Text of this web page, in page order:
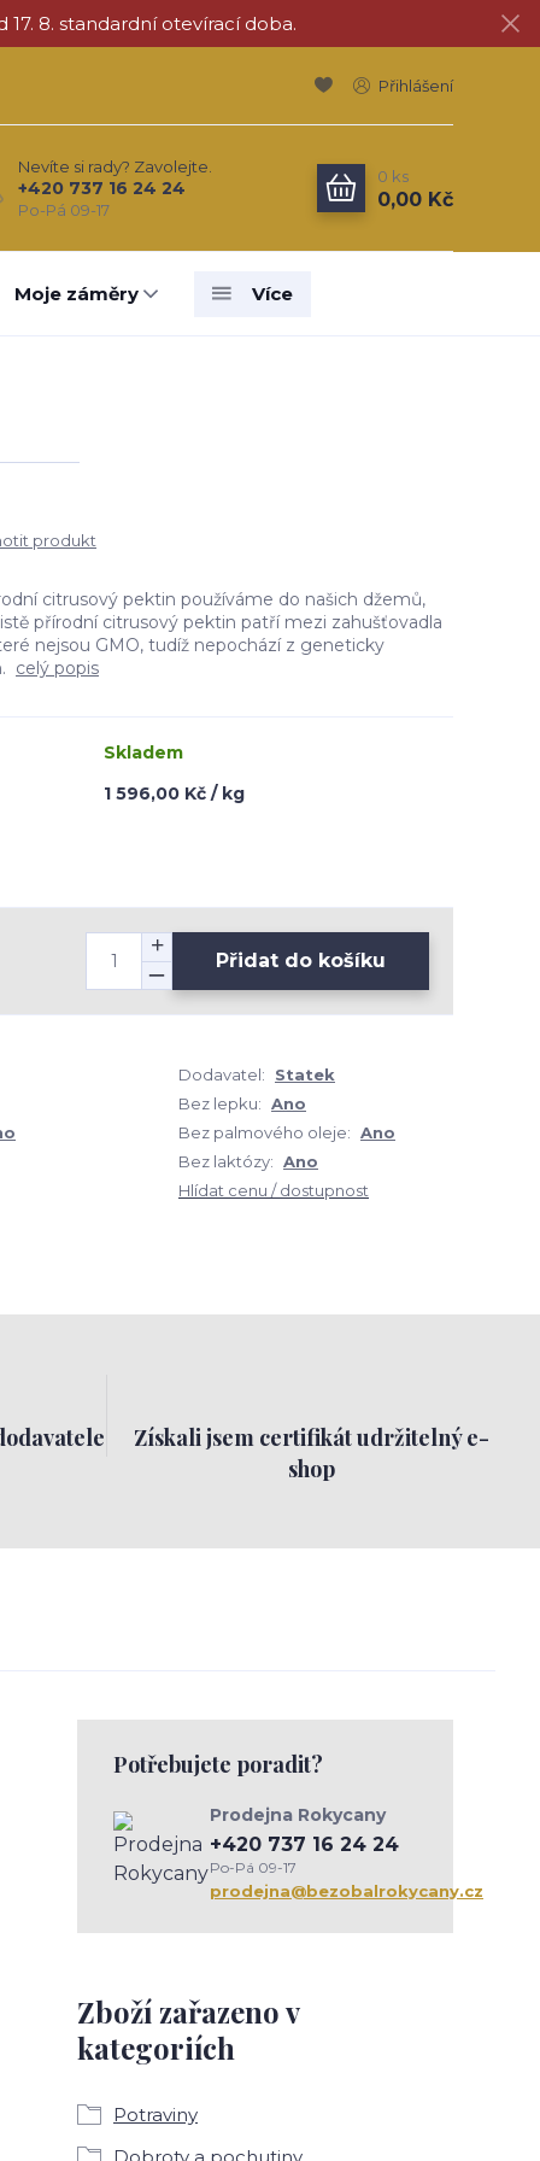
17. 8. standardní otevírací doba.
Přihlášení
Nevíte si rady? Zavolejte.
+420 737 16 24 24
Po-Pá 09-17
0 ks
0,00 Kč
Moje záměry Více
produkt
citrusový pektin používáme do našich džemů,
přírodní citrusový pektin patří mezi zahušťovadla
nejsou GMO, tudíž nepochází z geneticky
celý popis
Skladem
1 596,00 Kč / kg
Přidat do košíku
Dodavatel:
Statek
Bez lepku: Ano
Bez palmového oleje: Ano
Bez laktózy: Ano
Hlídat cenu / dostupnost
Získali jsem certifikát udržitelný e-
shop
Zboží zařazeno v
kategoriích
Potraviny
Potřebujete poradit?
Prodejna Rokycany
+420 737 16 24 24
Po-Pá 09-17
prodejna@bezobalrokycany.cz